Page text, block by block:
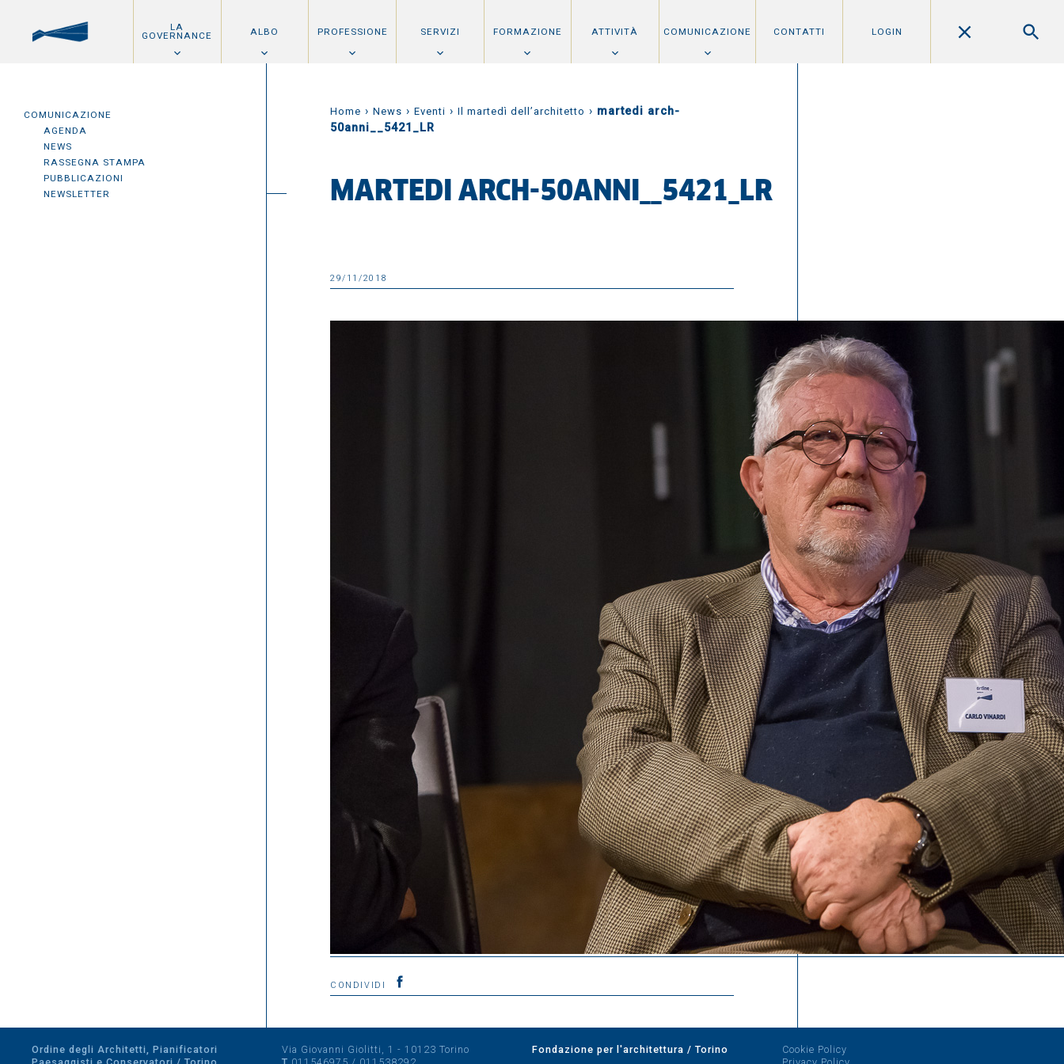
LA
GOVERNANCE ALBO PROFESSIONE SERVIZI FORMAZIONE ATTIVITÀ COMUNICAZIONE CONTATTI LOGIN
COMUNICAZIONE
AGENDA
NEWS
RASSEGNA STAMPA
PUBBLICAZIONI
NEWSLETTER
Home › News › Eventi › Il martedì dell’architetto › martedi arch-
50anni__5421_LR
MARTEDI ARCH-50ANNI__5421_LR
29/11/2018
CONDIVIDI
Ordine degli Architetti, Pianificatori
Via Giovanni Giolitti, 1 - 10123 Torino
Fondazione per l'architettura / Torino
Cookie Policy